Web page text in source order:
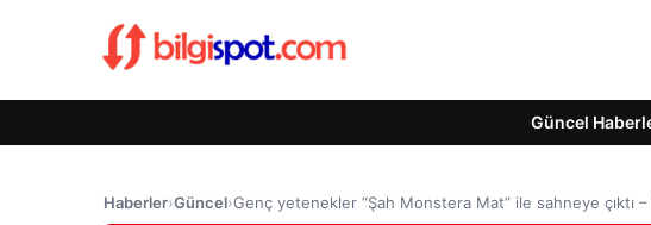
Güncel
Haberler›Güncel›Genç yetenekler “Şah Monstera Mat” ile sahneye çıktı –